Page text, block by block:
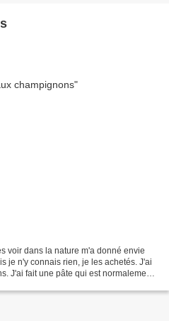
voir dans la nature m'a donné envie
je n'y connais rien, je les achetés. J'ai
J'ai fait une pâte qui est normalement